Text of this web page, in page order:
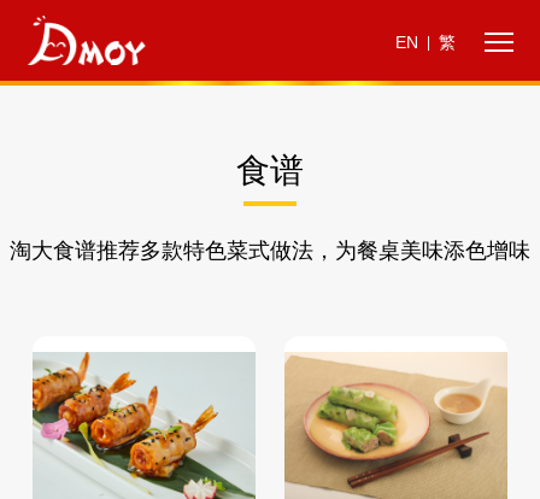
EN 繁
食谱
淘大食谱推荐多款特色菜式做法，为餐桌美味添色增味